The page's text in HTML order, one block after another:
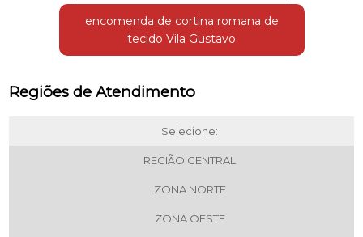
encomenda de cortina romana de
tecido Vila Gustavo
Regiões de Atendimento
Selecione:
REGIÃO CENTRAL
ZONA NORTE
ZONA OESTE